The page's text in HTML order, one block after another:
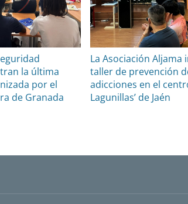
la última
por el
de Granada
La Asociación Aljama
taller de prevención
adicciones en el
Lagunillas’ de Jaén